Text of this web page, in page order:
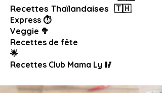
Recettes Thaïlandaises 🇹🇭
Express ⏱️
Veggie 🥦
Recettes de fête
🌟
Recettes Club Mama Ly 🥢